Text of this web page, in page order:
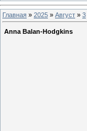
Главная » 2025 » Август » 3
Аnna Balan-Hodgkins